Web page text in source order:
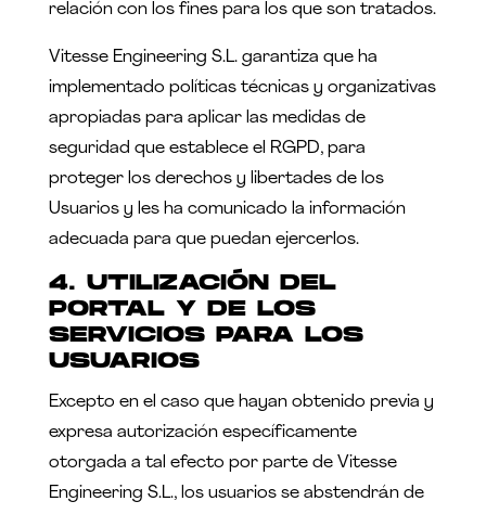
relación con los fines para los que son tratados.
Vitesse Engineering S.L. garantiza que ha
implementado políticas técnicas y organizativas
apropiadas para aplicar las medidas de
seguridad que establece el RGPD, para
proteger los derechos y libertades de los
Usuarios y les ha comunicado la información
adecuada para que puedan ejercerlos.
4. UTILIZACIÓN DEL
PORTAL Y DE LOS
SERVICIOS PARA LOS
USUARIOS
Excepto en el caso que hayan obtenido previa y
expresa autorización específicamente
otorgada a tal efecto por parte de Vitesse
Engineering S.L., los usuarios se abstendrán de